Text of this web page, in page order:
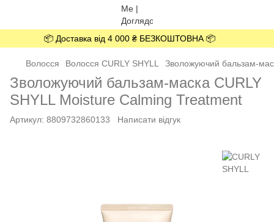
📦 Доставка від 4 000 ₴ БЕЗКОШТОВНА 📦
Волосся Волосся CURLY SHYLL Зволожуючий бальзам-
Зволожуючий бальзам-маска CURLY
SHYLL Moisture Calming Treatment
Артикул: 8809732860133 Написати відгук